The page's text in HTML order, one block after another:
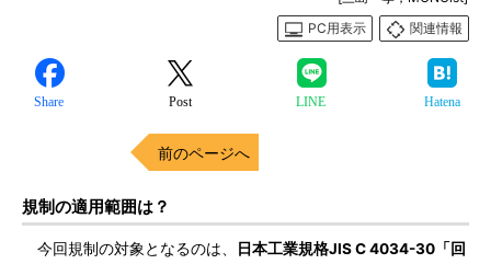
PC用表示
関連情報
Share Post LINE Hatena
前のページへ
規制の適用範囲は？
今回規制の対象となるのは、
日本工業規格JIS C 4034-30「回